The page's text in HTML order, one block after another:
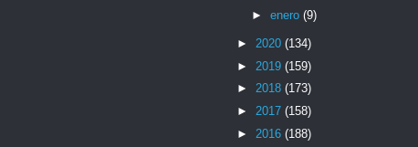
► enero (9)
► 2020 (134)
► 2019 (159)
► 2018 (173)
► 2017 (158)
► 2016 (188)